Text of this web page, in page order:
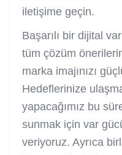
iletişime geçin.
Başarılı bir dijital
tüm çözüm
marka imajınızı
Hedeflerinize
yapacağımız bu
sunmak için var
veriyoruz. Ayrıca